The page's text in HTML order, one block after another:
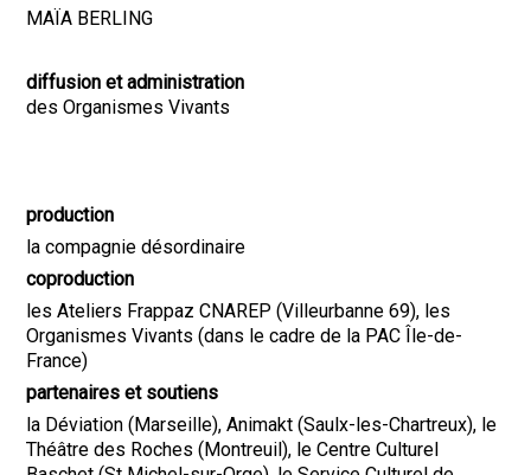
MAÏA BERLING
diffusion et administration
des Organismes Vivants
production
la compagnie désordinaire
coproduction
les Ateliers Frappaz CNAREP (Villeurbanne 69), les
Organismes Vivants (dans le cadre de la PAC Île-de-
France)
partenaires et soutiens
la Déviation (Marseille), Animakt (Saulx-les-Chartreux), le
Théâtre des Roches (Montreuil), le Centre Culturel